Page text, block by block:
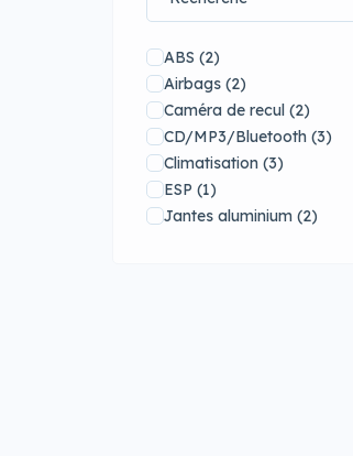
ABS (2)
Airbags (2)
Caméra de recul (2)
CD/MP3/Bluetooth (3)
Climatisation (3)
ESP (1)
Jantes aluminium (2)